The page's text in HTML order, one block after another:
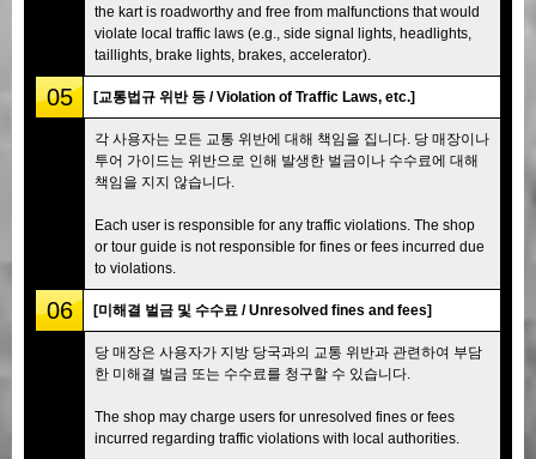
the kart is roadworthy and free from malfunctions that would
violate local traffic laws (e.g., side signal lights, headlights,
taillights, brake lights, brakes, accelerator).
05 [교통법규 위반 등 / Violation of Traffic Laws, etc.]
각 사용자는 모든 교통 위반에 대해 책임을 집니다. 당 매장이나
투어 가이드는 위반으로 인해 발생한 벌금이나 수수료에 대해
책임을 지지 않습니다.
Each user is responsible for any traffic violations. The shop
or tour guide is not responsible for fines or fees incurred due
to violations.
06 [미해결 벌금 및 수수료 / Unresolved fines and fees]
당 매장은 사용자가 지방 당국과의 교통 위반과 관련하여 부담
한 미해결 벌금 또는 수수료를 청구할 수 있습니다.
The shop may charge users for unresolved fines or fees
incurred regarding traffic violations with local authorities.